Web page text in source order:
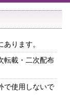
ります。
転載・二次配布
で使用しないで